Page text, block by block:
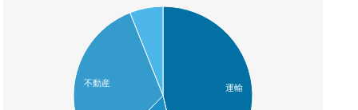
運輸
不動産